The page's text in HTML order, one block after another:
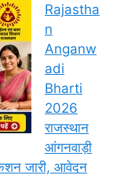
Rajastha
n
Anganw
adi
Bharti
2026
राजस्थान
आंगनवाड़ी
जारी, आवेदन